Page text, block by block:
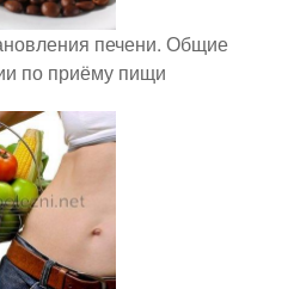
печени. Общие
по приёму пищи